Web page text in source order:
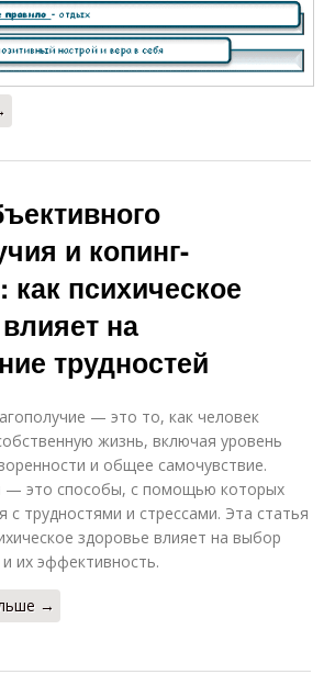
и копинг-
как психическое
на
трудностей
— это то, как человек
жизнь, включая уровень
и общее самочувствие.
— это способы, с помощью которых
с трудностями и стрессами. Эта статья
здоровье влияет на выбор
и их эффективность.
→